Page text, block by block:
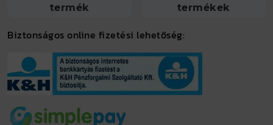
termék
termékek
Biztonságos online fizetési lehetőség: